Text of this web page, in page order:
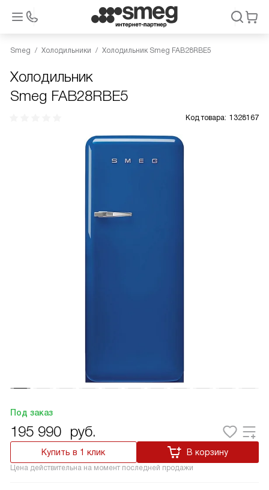
Smeg Холодильники Холодильник Smeg FAB28RBE5
Холодильник
Smeg FAB28RBE5
Код товара: 1328167
Под заказ
195 990 руб.
Купить в 1 клик В корзину
Цена действительна на момент последней продажи